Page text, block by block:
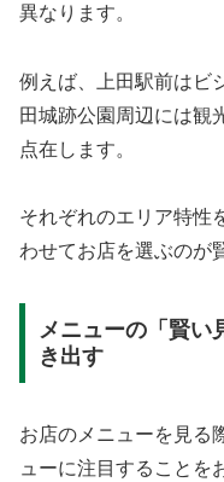
異なります。
例えば、上田駅前はビ
田城跡公園周辺には観
点在します。
それぞれのエリア特性
わせてお店を選ぶのが
メニューの「賢い
き出す
お店のメニューを見る
ューに注目することを